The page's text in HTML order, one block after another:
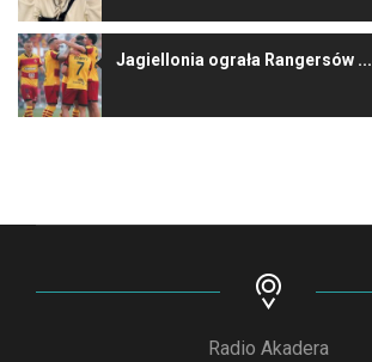
Jagiellonia ograła Rangersów ...
Radio Akadera